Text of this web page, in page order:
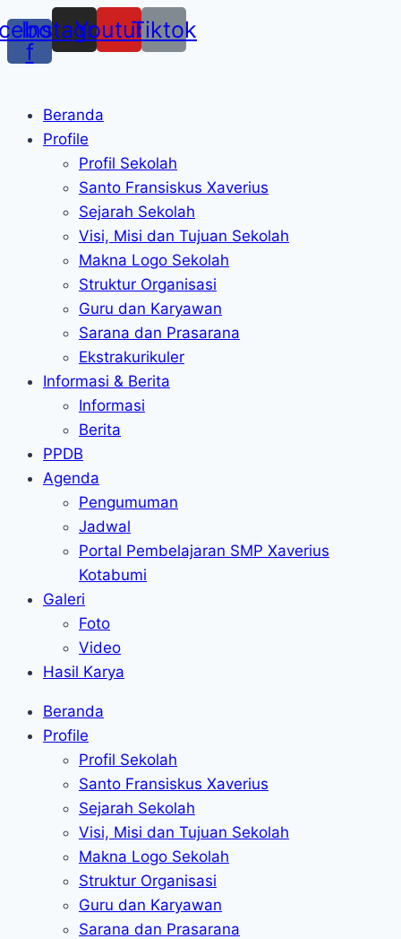
f
Instagram
YoutubeTiktok
Beranda
Profile
Profil Sekolah
Santo Fransiskus Xaverius
Sejarah Sekolah
Visi, Misi dan Tujuan Sekolah
Makna Logo Sekolah
Struktur Organisasi
Guru dan Karyawan
Sarana dan Prasarana
Ekstrakurikuler
Informasi & Berita
Informasi
Berita
PPDB
Agenda
Pengumuman
Jadwal
Portal Pembelajaran SMP Xaverius
Kotabumi
Galeri
Foto
Video
Hasil Karya
Beranda
Profile
Profil Sekolah
Santo Fransiskus Xaverius
Sejarah Sekolah
Visi, Misi dan Tujuan Sekolah
Makna Logo Sekolah
Struktur Organisasi
Guru dan Karyawan
Sarana dan Prasarana